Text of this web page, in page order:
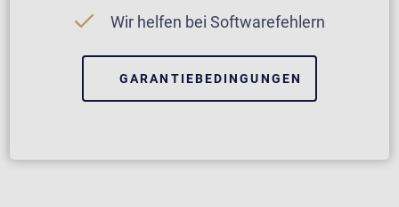
Wir helfen bei Softwarefehlern
GARANTIEBEDINGUNGEN